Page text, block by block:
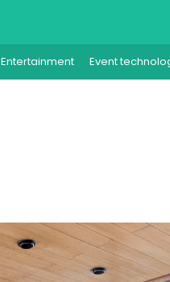
Entertainment Event